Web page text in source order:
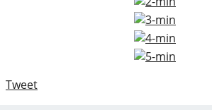
Tweet